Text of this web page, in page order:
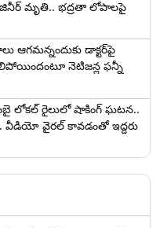
మృతి.. భద్రతా లోపాలపై
ఆగమన్నందుకు డాక్టర్‌పై
నెటిజన్ల ఫన్నీ
లోకల్ రైలులో షాకింగ్ ఘటన..
వీడియో వైరల్ కావడంతో ఇద్దరు